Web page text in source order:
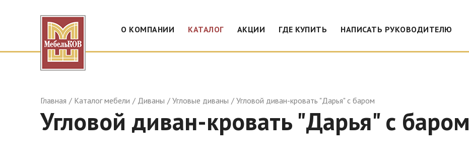
О КОМПАНИИ КАТАЛОГ АКЦИИ ГДЕ КУПИТЬ НАПИСАТЬ РУКОВОДИТЕЛЮ
Главная Каталог мебели Диваны Угловые диваны Угловой диван-кровать "Дарья" с баром
Угловой диван-кровать "Дарья" с баром